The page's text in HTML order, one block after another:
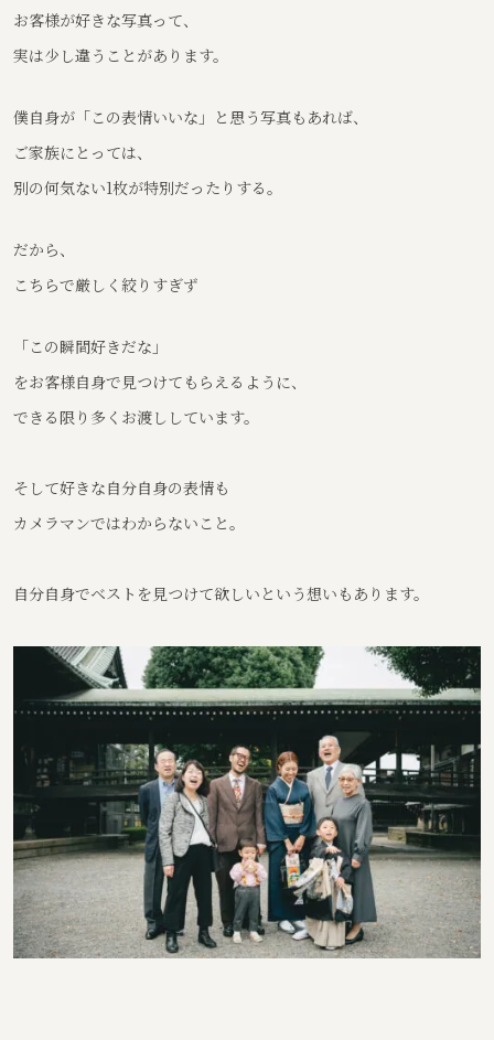
お客様が好きな写真って、
実は少し違うことがあります。
僕自身が「この表情いいな」と思う写真もあれば、
ご家族にとっては、
別の何気ない1枚が特別だったりする。
だから、
こちらで厳しく絞りすぎず
「この瞬間好きだな」
をお客様自身で見つけてもらえるように、
できる限り多くお渡ししています。
そして好きな自分自身の表情も
カメラマンではわからないこと。
自分自身でベストを見つけて欲しいという想いもあります。